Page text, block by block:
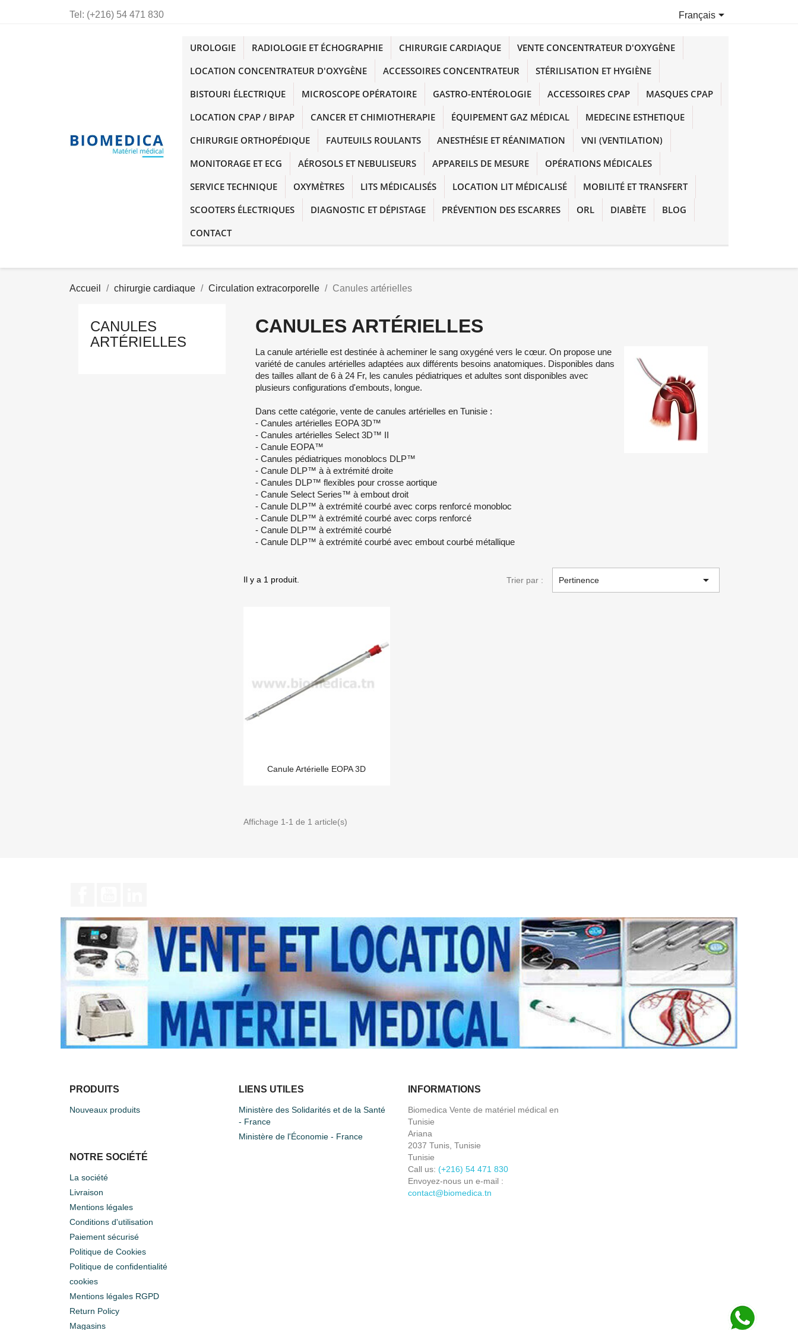
Tel: (+216) 54 471 830 Français
UROLOGIE RADIOLOGIE ET ÉCHOGRAPHIE CHIRURGIE CARDIAQUE
VENTE CONCENTRATEUR D'OXYGÈNE
LOCATION CONCENTRATEUR D'OXYGÈNE
ACCESSOIRES CONCENTRATEUR
STÉRILISATION ET HYGIÈNE
BISTOURI ÉLECTRIQUE
MICROSCOPE OPÉRATOIRE GASTRO-ENTÉROLOGIE ACCESSOIRES CPAP
MASQUES CPAP
LOCATION CPAP / BIPAP
CANCER ET CHIMIOTHERAPIE ÉQUIPEMENT GAZ MÉDICAL
MEDECINE ESTHETIQUE
CHIRURGIE ORTHOPÉDIQUE
FAUTEUILS ROULANTS ANESTHÉSIE ET RÉANIMATION
VNI (VENTILATION)
MONITORAGE ET ECG
AÉROSOLS ET NEBULISEURS APPAREILS DE MESURE
OPÉRATIONS MÉDICALES
SERVICE TECHNIQUE
OXYMÈTRES LITS MÉDICALISÉS LOCATION LIT MÉDICALISÉ
MOBILITÉ ET TRANSFERT
SCOOTERS ÉLECTRIQUES
DIAGNOSTIC ET DÉPISTAGE PRÉVENTION DES ESCARRES ORL DIABÈTE
BLOG
CONTACT
Accueil chirurgie cardiaque Circulation extracorporelle Canules artérielles
CANULES
ARTÉRIELLES
CANULES ARTÉRIELLES
La canule artérielle est destinée à acheminer le sang oxygéné vers le cœur. On propose une
variété de canules artérielles adaptées aux différents besoins anatomiques. Disponibles dans
des tailles allant de 6 à 24 Fr, les canules pédiatriques et adultes sont disponibles avec
plusieurs configurations d'embouts, longue.
Dans cette catégorie, vente de canules artérielles en Tunisie :
- Canules artérielles EOPA 3D™
- Canules artérielles Select 3D™ II
- Canule EOPA™
- Canules pédiatriques monoblocs DLP™
- Canule DLP™ à à extrémité droite
- Canules DLP™ flexibles pour crosse aortique
- Canule Select Series™ à embout droit
- Canule DLP™ à extrémité courbé avec corps renforcé monobloc
- Canule DLP™ à extrémité courbé avec corps renforcé
- Canule DLP™ à extrémité courbé
- Canule DLP™ à extrémité courbé avec embout courbé métallique
Il y a 1 produit. Trier par : Pertinence 
Canule Artérielle EOPA 3D
Affichage 1-1 de 1 article(s)
PRODUITS
Nouveaux produits
LIENS UTILES
Ministère des Solidarités et de la Santé
- France
Ministère de l'Économie - France
NOTRE SOCIÉTÉ
La société
Livraison
Mentions légales
Conditions d'utilisation
Paiement sécurisé
Politique de Cookies
Politique de confidentialité
cookies
Mentions légales RGPD
Return Policy
Magasins
INFORMATIONS
Biomedica Vente de matériel médical en
Tunisie
Ariana
2037 Tunis, Tunisie
Tunisie
Call us: (+216) 54 471 830
Envoyez-nous un e-mail :
contact@biomedica.tn